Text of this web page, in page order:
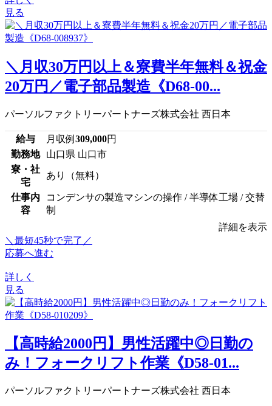
見る
＼月収30万円以上＆寮費半年無料＆祝金
20万円／電子部品製造《D68-00...
パーソルファクトリーパートナーズ株式会社 西日本
給与 月収例 309,000円
勤務地
山口県 山口市
寮・社
宅
あり（無料）
仕事内
容
コンデンサの製造マシンの操作 / 半導体工場 / 交替
制
詳細を表示
＼最短45秒で完了／
応募へ進む
詳しく
見る
【高時給2000円】男性活躍中◎日勤の
み！フォークリフト作業《D58-01...
パーソルファクトリーパートナーズ株式会社 西日本